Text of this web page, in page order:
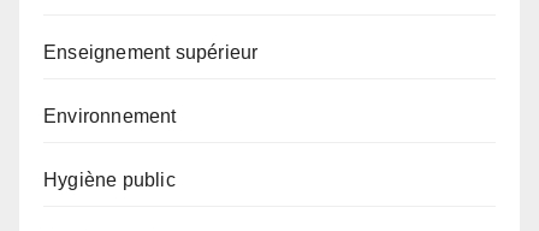
Enseignement supérieur
Environnement
Hygiène public